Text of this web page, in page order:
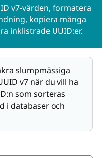
v7-värden, formatera
kopiera många
inklistrade UUID:er.
slumpmässiga
v7 när du vill ha
som sorteras
i databaser och